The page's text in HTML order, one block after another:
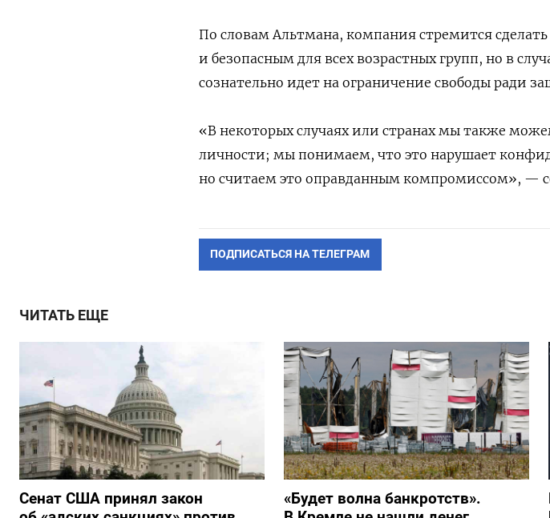
По словам Альтмана, компания стремится
и безопасным для всех возрастных групп, но в
сознательно идет на ограничение свободы ради
«В некоторых случаях или странах мы также
личности; мы понимаем, что это нарушает
но считаем это оправданным компромиссом», —
ПОДПИСАТЬСЯ НА ТЕЛЕГРАМ
ЧИТАТЬ ЕЩЕ
Сенат США принял закон
«Будет волна банкротств».